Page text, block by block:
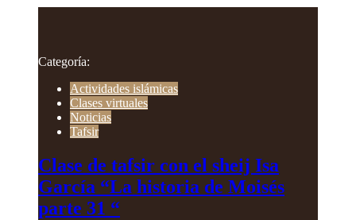
Categoría:
Actividades islámicas
Clases virtuales
Noticias
Tafsir
Clase de tafsir con el sheij Isa
García “La historia de Moisés
parte 31 “